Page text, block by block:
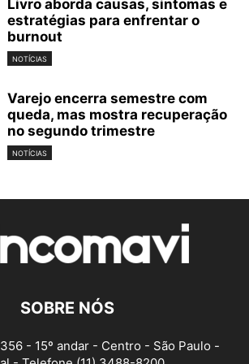
Livro aborda causas, sintomas e
estratégias para enfrentar o
burnout
NOTÍCIAS
Varejo encerra semestre com
queda, mas mostra recuperação
no segundo trimestre
NOTÍCIAS
SOBRE NÓS
- 15º andar - Centro - São Paulo -